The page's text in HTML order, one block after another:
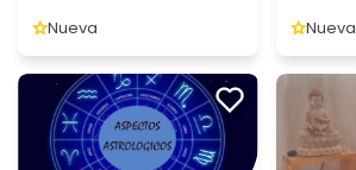
Nueva Nueva